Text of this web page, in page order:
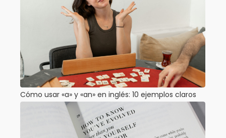
Cómo usar «a» y «an» en inglés: 10 ejemplos claros